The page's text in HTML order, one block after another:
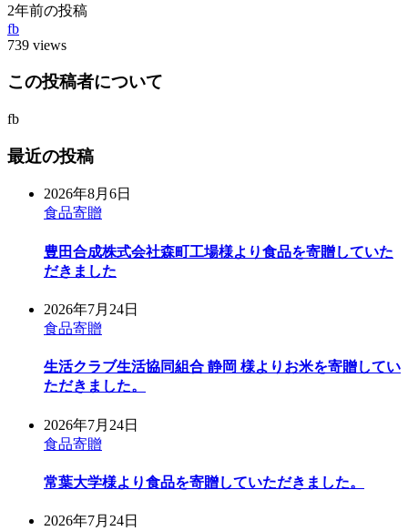
2年前の投稿
fb
739 views
この投稿者について
fb
最近の投稿
2026年8月6日
食品寄贈
豊田合成株式会社森町工場様より食品を寄贈していた
だきました
2026年7月24日
食品寄贈
生活クラブ生活協同組合 静岡 様よりお米を寄贈してい
ただきました。
2026年7月24日
食品寄贈
常葉大学様より食品を寄贈していただきました。
2026年7月24日